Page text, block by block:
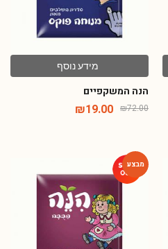
מידע נוסף
הנה המשקפיים
₪72.00
₪19.00